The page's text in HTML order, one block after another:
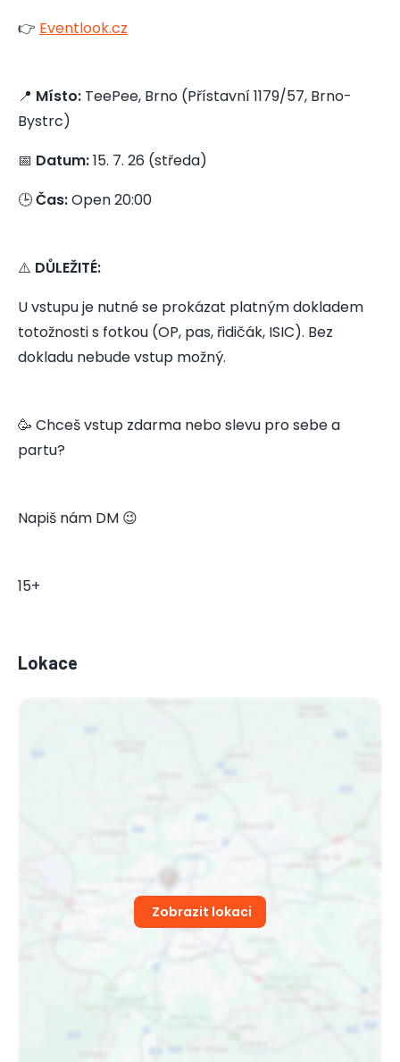
👉 Eventlook.cz
📍 Místo: TeePee, Brno (Přístavní 1179/57, Brno-
Bystrc)
📅 Datum:15. 7. 26 (středa)
🕒Čas:Open 20:00
⚠️ DŮLEŽITÉ:
U vstupu je nutné se prokázat platným dokladem
totožnosti s fotkou (OP, pas, řidičák, ISIC). Bez
dokladu nebude vstup možný.
🥳 Chceš vstup zdarma nebo slevu pro sebe a
partu?
Napiš nám DM 😉
15+
Lokace
Zobrazit lokaci